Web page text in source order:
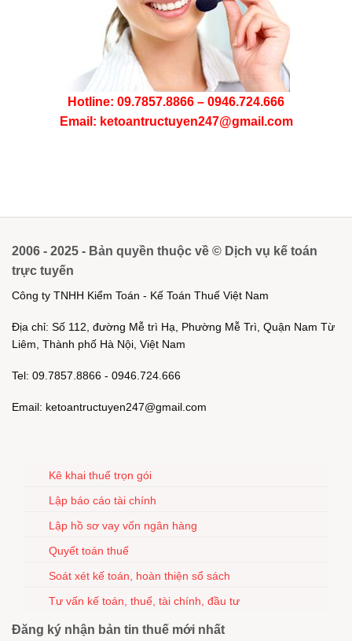
Hotline: 09.7857.8866 – 0946.724.666
Email: ketoantructuyen247@gmail.com
2006 - 2025 - Bản quyền thuộc về © Dịch vụ kế toán
trực tuyến
Công ty TNHH Kiểm Toán - Kế Toán Thuế Việt Nam
Địa chỉ: Số 112, đường Mễ trì Hạ, Phường Mễ Trì, Quận Nam Từ
Liêm, Thành phố Hà Nội, Việt Nam
Tel: 09.7857.8866 - 0946.724.666
Email: ketoantructuyen247@gmail.com
Kê khai thuế trọn gói
Lập báo cáo tài chính
Lập hồ sơ vay vốn ngân hàng
Quyết toán thuế
Soát xét kế toán, hoàn thiện sổ sách
Tư vấn kế toán, thuế, tài chính, đầu tư
Đăng ký nhận bản tin thuế mới nhất